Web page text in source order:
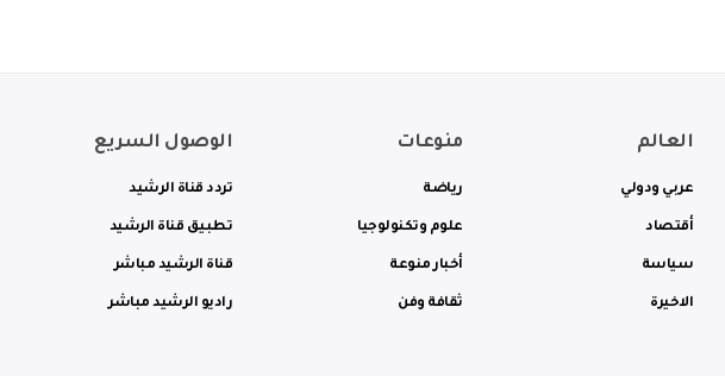
العالم
عربي ودولي
أقتصاد
سياسة
الاخيرة
منوعات
رياضة
علوم وتكنولوجيا
أخبار منوعة
ثقافة وفن
الوصول السريع
تردد قناة الرشيد
تطبيق قناة الرشيد
قناة الرشيد مباشر
راديو الرشيد مباشر